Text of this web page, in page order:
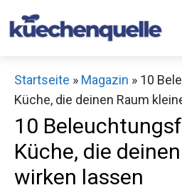
Inhalt
Startseite » Magazin » 10
Küche, die deinen Raum
10
Küche, die
wirken lassen